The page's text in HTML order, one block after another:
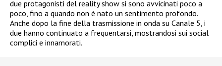
due protagonisti del reality show si sono avvicinati poco a
poco, fino a quando non è nato un sentimento profondo.
Anche dopo la fine della trasmissione in onda su Canale 5, i
due hanno continuato a frequentarsi, mostrandosi sui social
complici e innamorati.